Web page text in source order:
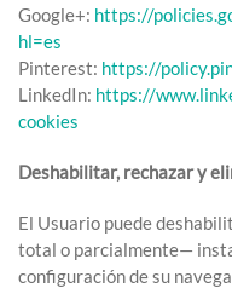
Google+: https://
hl=es
Pinterest: https://
LinkedIn: https://
cookies
Deshabilitar, rechazar y
El Usuario puede
total o parcialmente—
configuración de su